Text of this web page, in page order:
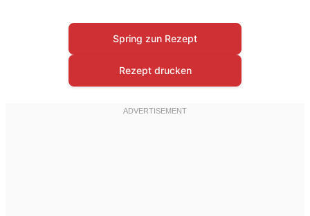
Spring zun Rezept
Rezept drucken